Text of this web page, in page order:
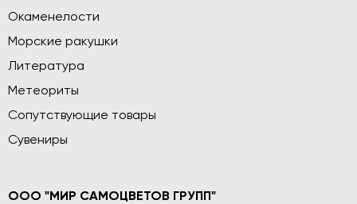
Окаменелости
Морские ракушки
Литература
Метеориты
Сопутствующие товары
Сувениры
ООО "МИР САМОЦВЕТОВ ГРУПП"